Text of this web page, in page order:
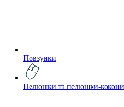
Повзунки
Пелюшки та пелюшки-кокони